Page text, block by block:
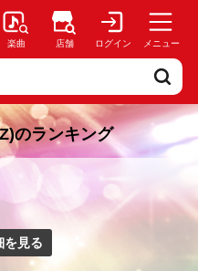
楽曲 店舗 ログイン メニュー
のランキング
を見る